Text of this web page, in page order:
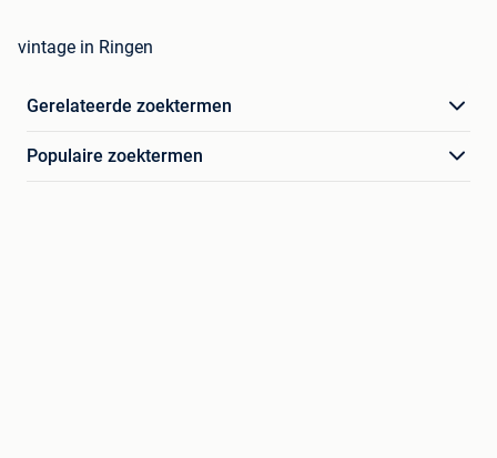
vintage in Ringen
Gerelateerde zoektermen
Populaire zoektermen